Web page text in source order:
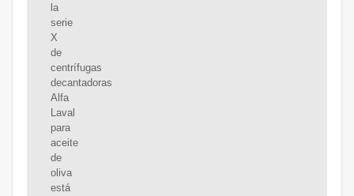
la
serie
X
de
centrífugas
decantadoras
Alfa
Laval
para
aceite
de
oliva
está